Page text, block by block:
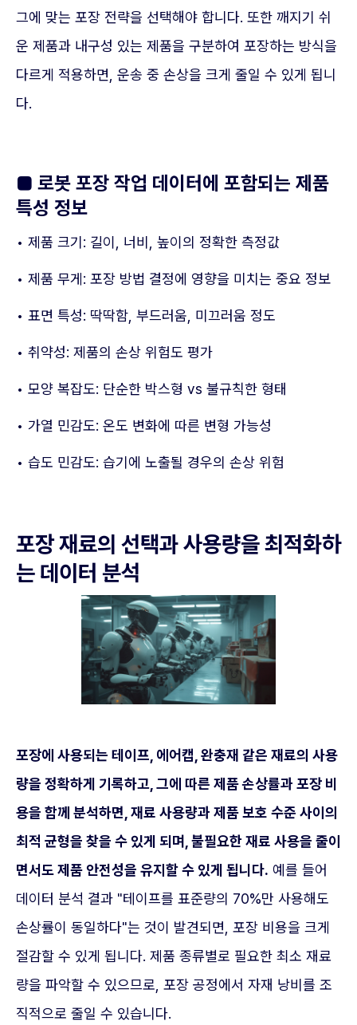
그에 맞는 포장 전략을 선택해야 합니다. 또한 깨지기 쉬
운 제품과 내구성 있는 제품을 구분하여 포장하는 방식을
다르게 적용하면, 운송 중 손상을 크게 줄일 수 있게 됩니
다.
■ 로봇 포장 작업 데이터에 포함되는 제품
특성 정보
• 제품 크기: 길이, 너비, 높이의 정확한 측정값
• 제품 무게: 포장 방법 결정에 영향을 미치는 중요 정보
• 표면 특성: 딱딱함, 부드러움, 미끄러움 정도
• 취약성: 제품의 손상 위험도 평가
• 모양 복잡도: 단순한 박스형 vs 불규칙한 형태
• 가열 민감도: 온도 변화에 따른 변형 가능성
• 습도 민감도: 습기에 노출될 경우의 손상 위험
포장 재료의 선택과 사용량을 최적화하
는 데이터 분석
포장에 사용되는 테이프, 에어캡, 완충재 같은 재료의 사용
량을 정확하게 기록하고, 그에 따른 제품 손상률과 포장 비
용을 함께 분석하면, 재료 사용량과 제품 보호 수준 사이의
최적 균형을 찾을 수 있게 되며, 불필요한 재료 사용을 줄이
면서도 제품 안전성을 유지할 수 있게 됩니다. 예를 들어
데이터 분석 결과 "테이프를 표준량의 70%만 사용해도
손상률이 동일하다"는 것이 발견되면, 포장 비용을 크게
절감할 수 있게 됩니다. 제품 종류별로 필요한 최소 재료
량을 파악할 수 있으므로, 포장 공정에서 자재 낭비를 조
직적으로 줄일 수 있습니다.